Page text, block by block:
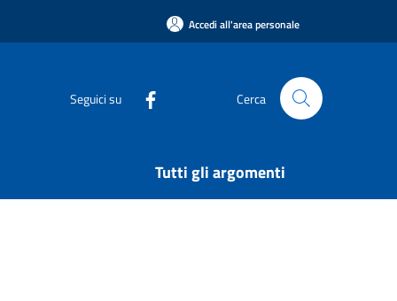
Accedi all'area personale
Seguici su Cerca
Tutti gli argomenti